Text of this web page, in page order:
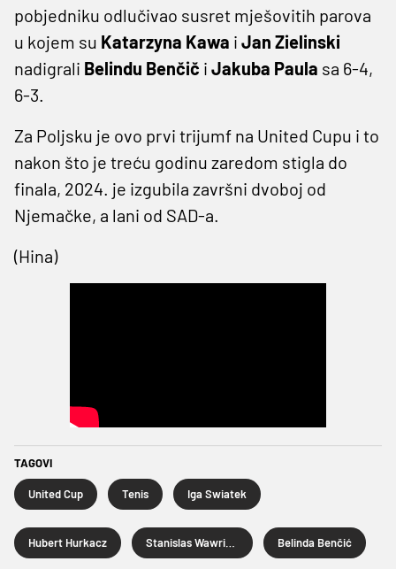
pobjedniku odlučivao susret mješovitih parova
u kojem su Katarzyna Kawa i Jan Zielinski
nadigrali Belindu Benčič i Jakuba Paula sa 6-4,
6-3.
Za Poljsku je ovo prvi trijumf na United Cupu i to
nakon što je treću godinu zaredom stigla do
finala, 2024. je izgubila završni dvoboj od
Njemačke, a lani od SAD-a.
(Hina)
TAGOVI
United Cup Tenis Iga Swiatek
Hubert Hurkacz Belinda Benčić